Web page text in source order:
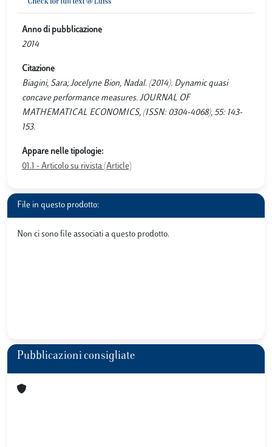
Anno di pubblicazione
2014
Citazione
Biagini, Sara; Jocelyne Bion, Nadal. (2014). Dynamic quasi
concave performance measures. JOURNAL OF
MATHEMATICAL ECONOMICS, (ISSN: 0304-4068), 55: 143-
153.
Appare nelle tipologie:
01.1 - Articolo su rivista (Article)
File in questo prodotto:
Non ci sono file associati a questo prodotto.
Pubblicazioni consigliate